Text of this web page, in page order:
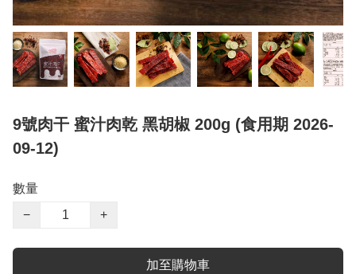
9號肉干 蜜汁肉乾 黑胡椒 200g (食用期 2026-
09-12)
數量
−
+
加至購物車